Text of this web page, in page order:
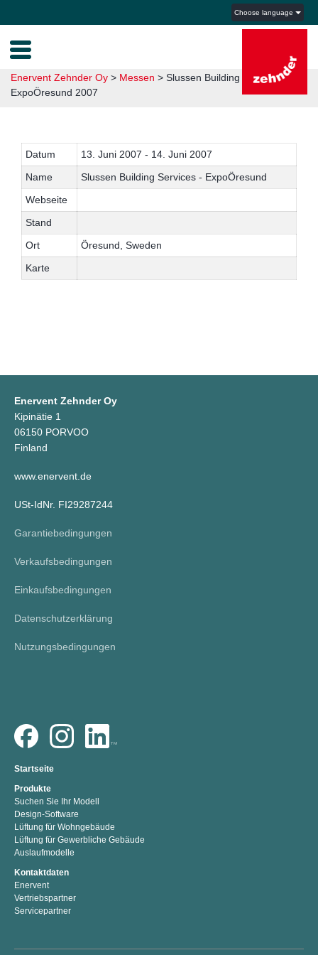
Choose language
Enervent Zehnder Oy > Messen > Slussen Building Services –
ExpoÖresund 2007
Datum
13. Juni 2007 - 14. Juni 2007
Name
Slussen Building Services - ExpoÖresund
Webseite
Stand
Ort
Öresund, Sweden
Karte
Enervent Zehnder Oy
Kipinätie 1
06150 PORVOO
Finland
www.enervent.de
USt-IdNr. FI29287244
Garantiebedingungen
Verkaufsbedingungen
Einkaufsbedingungen
Datenschutzerklärung
Nutzungsbedingungen
Startseite
Produkte
Suchen Sie Ihr Modell
Design-Software
Lüftung für Wohngebäude
Lüftung für Gewerbliche Gebäude
Auslaufmodelle
Kontaktdaten
Enervent
Vertriebspartner
Servicepartner